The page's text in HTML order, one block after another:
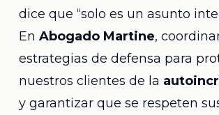
dice que “solo es un asunto
En Abogado Martine,
estrategias de defensa para
nuestros clientes de la
y garantizar que se respeten